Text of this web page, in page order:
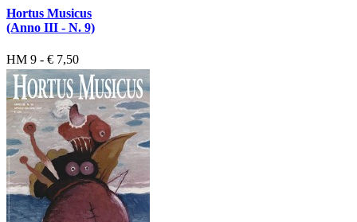
Hortus Musicus
(Anno III - N. 9)
HM 9 - € 7,50